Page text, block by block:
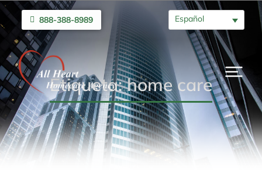
888-388-8989 Español
Etiqueta: home care